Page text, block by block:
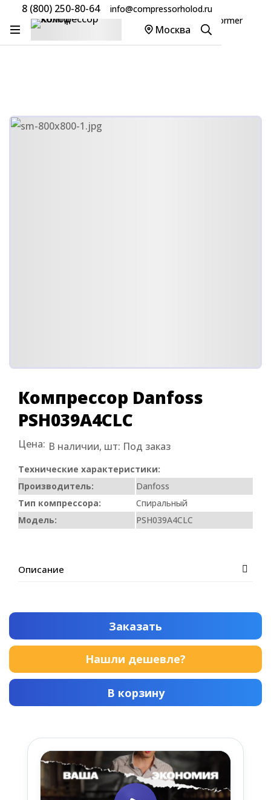
8 (800) 250-80-64 info@compressorholod.ru
Москва
Главная Товары
Компрессоры Danfoss/Performer
Компрессор Danfoss PSH039A4CLC
Компрессор Danfoss
PSH039A4CLC
Цена: В наличии, шт: Под заказ
Технические характеристики:
Производитель:
Danfoss
Тип компрессора:
Спиральный
Модель:
PSH039A4CLC
Описание
Заказать
Нашли дешевле?
В корзину